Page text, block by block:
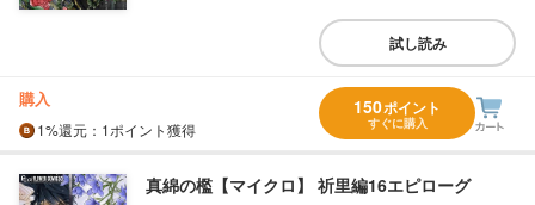
試し読み
購入
1%還元 ：1ポイント獲得
150ポイント
すぐに購入
真綿の檻【マイクロ】 祈里編16エピローグ